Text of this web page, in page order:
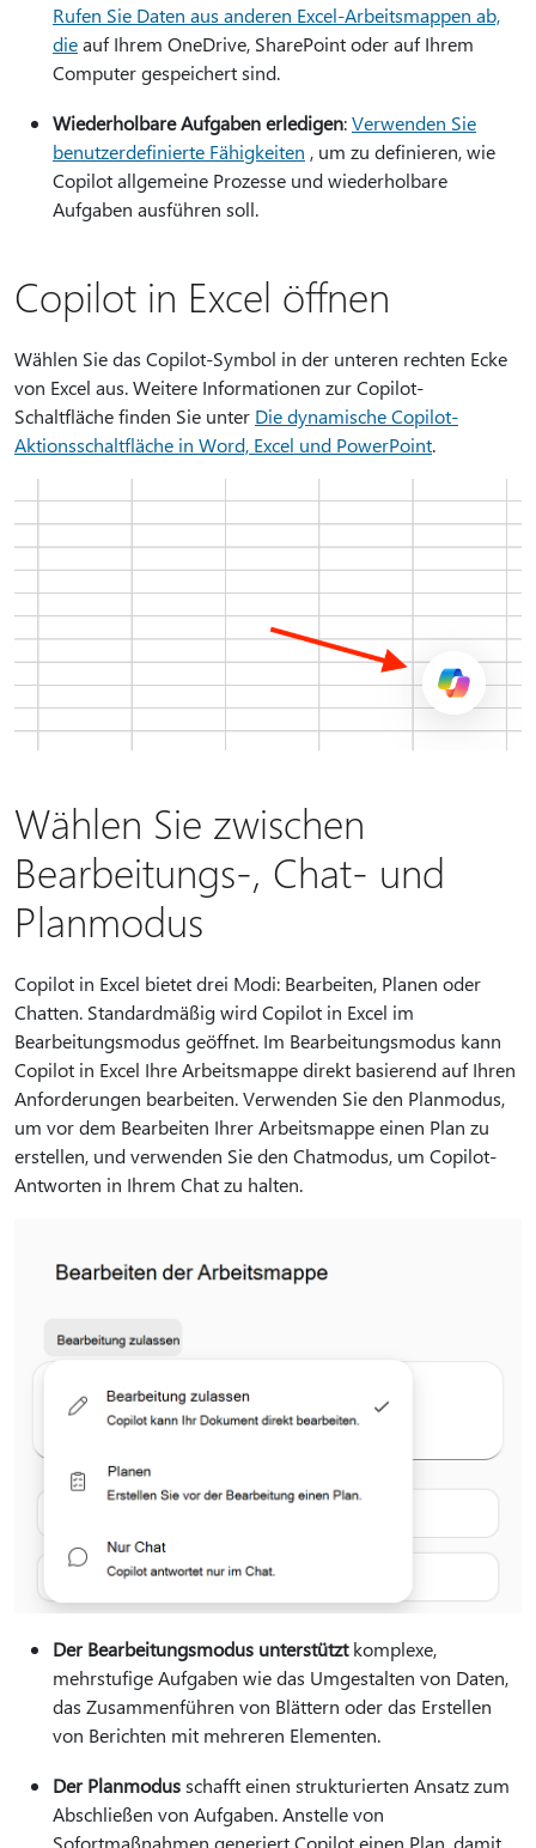
Rufen Sie Daten aus anderen Excel-Arbeitsmappen ab,
dieauf Ihrem OneDrive, SharePoint oder auf Ihrem
Computer gespeichert sind.
Wiederholbare Aufgaben erledigen:Verwenden Sie
benutzerdefinierte Fähigkeiten , um zu definieren, wie
Copilot allgemeine Prozesse und wiederholbare
Aufgaben ausführen soll.
Copilot in Excel öffnen
Wählen Sie das Copilot-Symbol in der unteren rechten Ecke
von Excel aus. Weitere Informationen zur Copilot-
Schaltfläche finden Sie unter Die dynamische Copilot-
Aktionsschaltfläche in Word, Excel und PowerPoint.
Wählen Sie zwischen
Bearbeitungs-, Chat- und
Planmodus
Copilot in Excel bietet drei Modi: Bearbeiten, Planen oder
Chatten. Standardmäßig wird Copilot in Excel im
Bearbeitungsmodus geöffnet. Im Bearbeitungsmodus kann
Copilot in Excel Ihre Arbeitsmappe direkt basierend auf Ihren
Anforderungen bearbeiten. Verwenden Sie den Planmodus,
um vor dem Bearbeiten Ihrer Arbeitsmappe einen Plan zu
erstellen, und verwenden Sie den Chatmodus, um Copilot-
Antworten in Ihrem Chat zu halten.
Der Bearbeitungsmodus unterstütztkomplexe,
mehrstufige Aufgaben wie das Umgestalten von Daten,
das Zusammenführen von Blättern oder das Erstellen
von Berichten mit mehreren Elementen.
Der Planmodusschafft einen strukturierten Ansatz zum
Abschließen von Aufgaben. Anstelle von
Sofortmaßnahmen generiert Copilot einen Plan, damit